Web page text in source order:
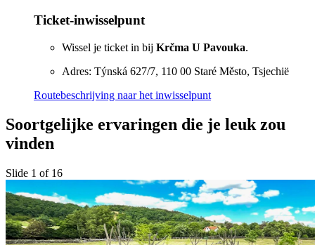
Ticket-inwisselpunt
Wissel je ticket in bij Krčma U Pavouka.
Adres: Týnská 627/7, 110 00 Staré Město, Tsjechië
Routebeschrijving naar het inwisselpunt
Soortgelijke ervaringen die je leuk zou
vinden
Slide 1 of 16